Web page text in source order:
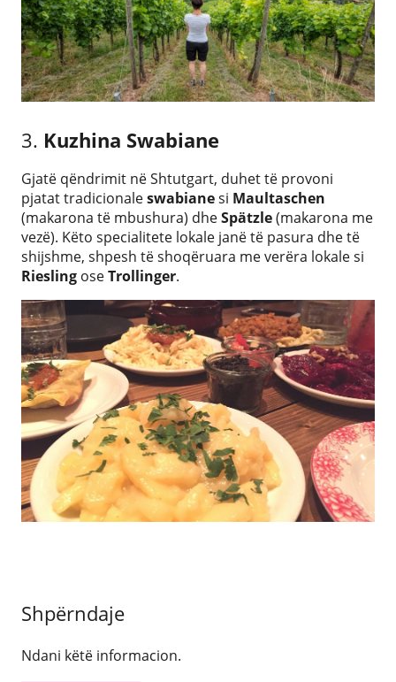
3. Kuzhina Swabiane
Gjatë qëndrimit në Shtutgart, duhet të provoni
pjatat tradicionaleswabianesi Maultaschen
(makarona të mbushura) dheSpätzle(makarona me
vezë). Këto specialitete lokale janë të pasura dhe të
shijshme, shpesh të shoqëruara me verëra lokale si
Riesling oseTrollinger.
Shpërndaje
Ndani këtë informacion.